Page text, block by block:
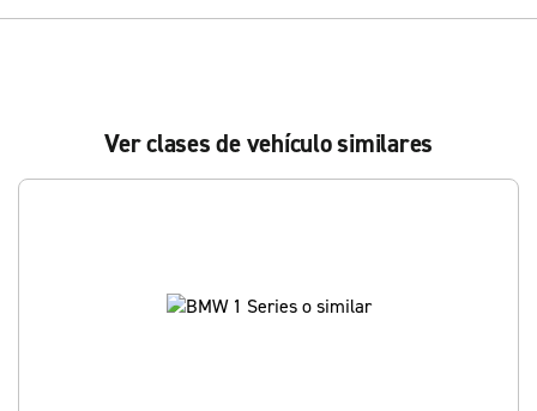
Ver clases de vehículo similares